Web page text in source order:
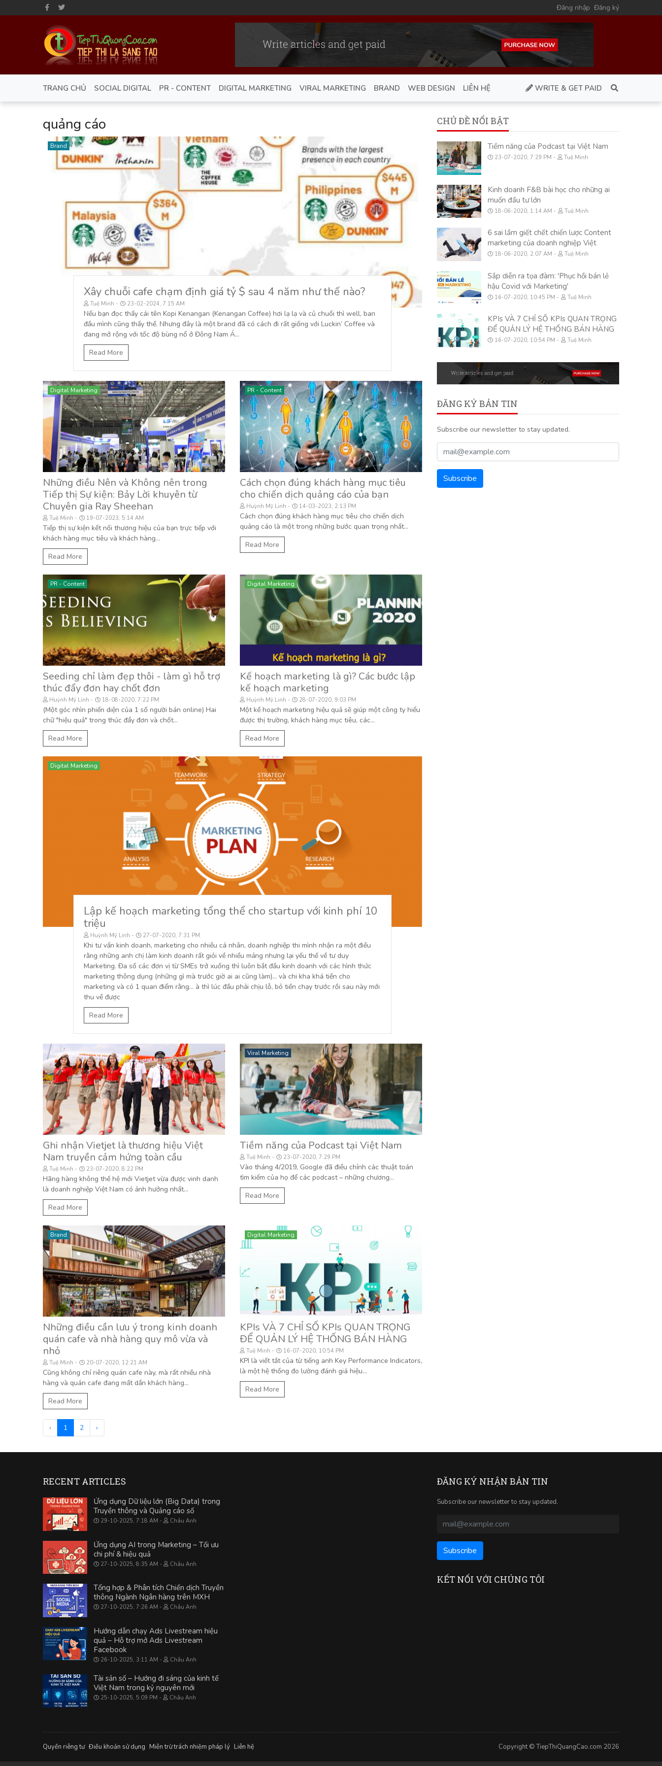
Đăng nhập Đăng ký
TRANG CHỦ SOCIAL DIGITAL PR - CONTENT DIGITAL MARKETING VIRAL MARKETING BRAND WEB DESIGN LIÊN HỆ WRITE & GET PAID
quảng cáo
Brand
Xây chuỗi cafe chạm định giá tỷ $ sau 4 năm như thế nào?
Tuệ Minh 23-02-2024, 7:15 AM
Nếu bạn đọc thấy cái tên Kopi Kenangan (Kenangan Coffee) hơi lạ lạ và củ chuối thì well, ban
đầu mình cũng thấy thế. Nhưng đây là một brand đã có cách đi rất giống với Luckin’ Coffee và
đang mở rộng với tốc độ bùng nổ ở Đông Nam Á…
Read More
Digital Marketing
Những điều Nên và Không nên trong
Tiếp thị Sự kiện: Bảy Lời khuyên từ
Chuyên gia Ray Sheehan
Tuệ Minh 19-07-2023, 5:14 AM
Tiếp thị sự kiện kết nối thương hiệu của bạn trực tiếp với
khách hàng mục tiêu và khách hàng...
Read More
PR - Content
Cách chọn đúng khách hàng mục tiêu
cho chiến dịch quảng cáo của bạn
Huỳnh Mỹ Linh 14-03-2023, 2:13 PM
Cách chọn đúng khách hàng mục tiêu cho chiến dịch
quảng cáo là một trong những bước quan trọng nhất...
Read More
PR - Content
Seeding chỉ làm đẹp thôi - làm gì hỗ trợ
thúc đẩy đơn hay chốt đơn
Huỳnh Mỹ Linh 18-08-2020, 7:22 PM
(Một góc nhìn phiến diện của 1 số người bán online) Hai
chữ "hiệu quả" trong thúc đẩy đơn và chốt...
Read More
Digital Marketing
Kế hoạch marketing là gì? Các bước lập
kế hoạch marketing
Huỳnh Mỹ Linh 28-07-2020, 9:03 PM
Một kế hoạch marketing hiệu quả sẽ giúp một công ty hiểu
được thị trường, khách hàng mục tiêu, các...
Read More
Digital Marketing
Lập kế hoạch marketing tổng thể cho startup với kinh phí 10
triệu
Huỳnh Mỹ Linh 27-07-2020, 7:31 PM
Khi tư vấn kinh doanh, marketing cho nhiều cá nhân, doanh nghiệp thi mình nhận ra một điều
rằng những anh chị làm kinh doanh rất giỏi về nhiều mảng nhưng lại yếu thế về tư duy
Marketing. Đa số các đơn vị từ SMEs trở xuống thì luôn bắt đầu kinh doanh với các hình thức
marketing thông dụng (những gì mà trước giờ ai ai cũng làm)... và chi kha khá tiền cho
marketing và có 1 quan điểm rằng... à thì lúc đầu phải chịu lỗ, bỏ tiền chạy trước rồi sau này mới
thu về được
Read More
Kinh doanh
Ghi nhận Vietjet là thương hiệu Việt
Nam truyền cảm hứng toàn cầu
Tuệ Minh 23-07-2020, 8:22 PM
Hãng hàng không thế hệ mới Vietjet vừa được vinh danh
là doanh nghiệp Việt Nam có ảnh hưởng nhất...
Read More
Viral Marketing
Tiềm năng của Podcast tại Việt Nam
Tuệ Minh 23-07-2020, 7:29 PM
Vào tháng 4/2019, Google đã điều chỉnh các thuật toán
tìm kiếm của họ để các podcast – những chương...
Read More
Brand
Những điều cần lưu ý trong kinh doanh
quán cafe và nhà hàng quy mô vừa và
nhỏ
Tuệ Minh 20-07-2020, 12:21 AM
Cũng không chỉ riêng quán cafe này, mà rất nhiều nhà
hàng và quán cafe đang mất dần khách hàng...
Read More
Digital Marketing
KPIs VÀ 7 CHỈ SỐ KPIs QUAN TRỌNG
ĐỂ QUẢN LÝ HỆ THỐNG BÁN HÀNG
Tuệ Minh 16-07-2020, 10:54 PM
KPI là viết tắt của từ tiếng anh Key Performance Indicators,
là một hệ thống đo lường đánh giá hiệu...
Read More
‹ 1 2 ›
CHỦ ĐỀ NỔI BẬT
Tiềm năng của Podcast tại Việt Nam
23-07-2020, 7:29 PM Tuệ Minh
Kinh doanh F&B bài học cho những ai
muốn đầu tư lớn
18-06-2020, 1:14 AM Tuệ Minh
6 sai lầm giết chết chiến lược Content
marketing của doanh nghiệp Việt
18-06-2020, 2:07 AM Tuệ Minh
Sắp diễn ra tọa đàm: 'Phục hồi bán lẻ
hậu Covid với Marketing'
16-07-2020, 10:45 PM Tuệ Minh
KPIs VÀ 7 CHỈ SỐ KPIs QUAN TRỌNG
ĐỂ QUẢN LÝ HỆ THỐNG BÁN HÀNG
16-07-2020, 10:54 PM Tuệ Minh
ĐĂNG KÝ BẢN TIN
Subscribe our newsletter to stay updated.
RECENT ARTICLES
Ứng dụng Dữ liệu lớn (Big Data) trong
Truyền thông và Quảng cáo số
29-10-2025, 7:18 AM Châu Anh
Ứng dụng AI trong Marketing – Tối ưu
chi phí & hiệu quả
27-10-2025, 8:35 AM Châu Anh
Tổng hợp & Phân tích Chiến dịch Truyền
thông Ngành Ngân hàng trên MXH
27-10-2025, 7:26 AM Châu Anh
Hướng dẫn chạy Ads Livestream hiệu
quả – Hỗ trợ mở Ads Livestream
Facebook
26-10-2025, 3:11 AM Châu Anh
Tài sản số – Hướng đi sáng của kinh tế
Việt Nam trong kỷ nguyên mới
25-10-2025, 5:09 PM Châu Anh
ĐĂNG KÝ NHẬN BẢN TIN
Subscribe our newsletter to stay updated.
KẾT NỐI VỚI CHÚNG TÔI
Quyền riêng tư Điều khoản sử dụng Miễn trừ trách nhiệm pháp lý Liên hệ Copyright © TiepThiQuangCao.com 2026